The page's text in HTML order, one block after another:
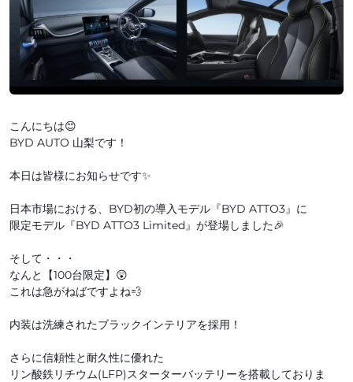
こんにちは😊
BYD AUTO 山梨です！
本日は皆様にお知らせです✨
日本市場における、BYD初の導入モデル『BYD ATTO3』に
限定モデル『BYD ATTO3 Limited』が登場しました🎉
そして・・・
なんと【100台限定】😲
これは急がねばですよね💨
内装は洗練されたブラックインテリアを採用！
さらに信頼性と耐久性に優れた
リン酸鉄リチウム(LFP)スターターバッテリーを搭載しておりま